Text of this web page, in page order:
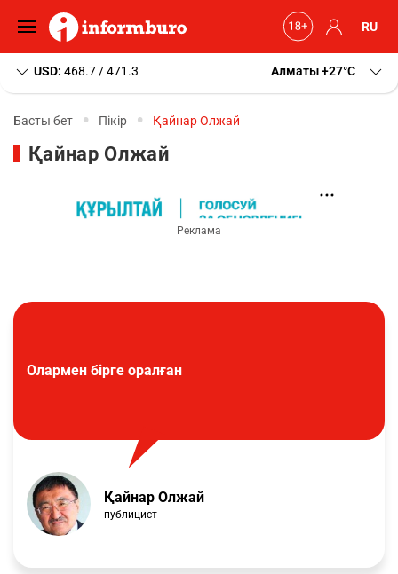
RU
USD: 468.7 / 471.3 Алматы+27 C
Басты бет Пікір Қайнар Олжай
Қайнар Олжай
Олармен бірге оралған
Қайнар Олжай
публицист